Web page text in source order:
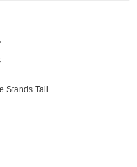
Stands Tall